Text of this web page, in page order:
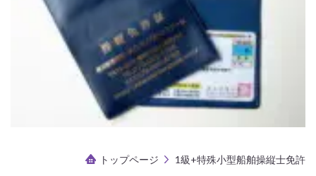
トップページ 1級+特殊小型船舶操縦士免許